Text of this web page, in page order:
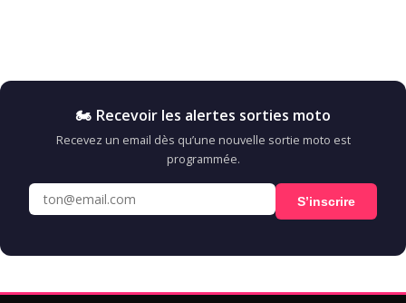
🏍️ Recevoir les alertes sorties moto
Recevez un email dès qu’une nouvelle sortie moto est
programmée.
S’inscrire